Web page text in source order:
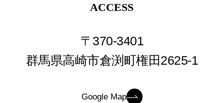
ACCESS
〒370-3401
群馬県高崎市倉渕町権田2625-1
Google Map